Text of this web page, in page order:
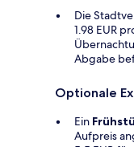
Die
1.98 EUR
Abgabe
Optionale
Ein
Aufpreis